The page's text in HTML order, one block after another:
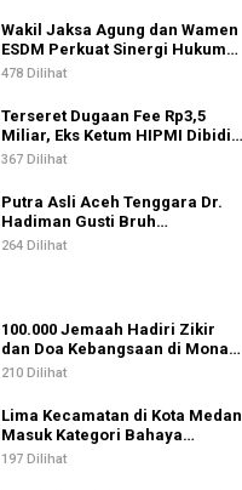
Wakil Jaksa Agung dan Wamen
ESDM Perkuat Sinergi Hukum
untuk Kawal Sektor Energi
478 Dilihat
Terseret Dugaan Fee Rp3,5
Miliar, Eks Ketum HIPMI Dibidik
KPK
367 Dilihat
Putra Asli Aceh Tenggara Dr.
Hadiman Gusti Bruh
Diamanahkan sebagai Kajari
264 Dilihat
100.000 Jemaah Hadiri Zikir
dan Doa Kebangsaan di Monas,
Wujud Syukur atas
210 Dilihat
Lima Kecamatan di Kota Medan
Masuk Kategori Bahaya
Narkoba, Medan Johor
197 Dilihat